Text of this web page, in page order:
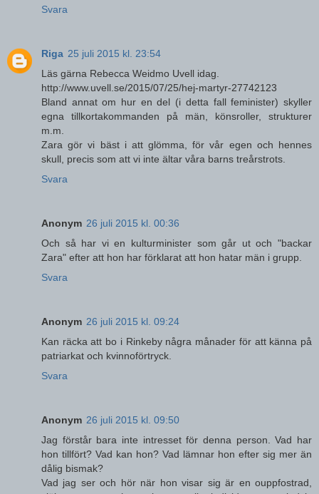
Svara
Riga 25 juli 2015 kl. 23:54
Läs gärna Rebecca Weidmo Uvell idag.
http://www.uvell.se/2015/07/25/hej-martyr-27742123
Bland annat om hur en del (i detta fall feminister) skyller
egna tillkortakommanden på män, könsroller, strukturer
m.m.
Zara gör vi bäst i att glömma, för vår egen och hennes
skull, precis som att vi inte ältar våra barns treårstrots.
Svara
Anonym 26 juli 2015 kl. 00:36
Och så har vi en kulturminister som går ut och "backar
Zara" efter att hon har förklarat att hon hatar män i grupp.
Svara
Anonym 26 juli 2015 kl. 09:24
Kan räcka att bo i Rinkeby några månader för att känna på
patriarkat och kvinnoförtryck.
Svara
Anonym 26 juli 2015 kl. 09:50
Jag förstår bara inte intresset för denna person. Vad har
hon tillfört? Vad kan hon? Vad lämnar hon efter sig mer än
dålig bismak?
Vad jag ser och hör när hon visar sig är en ouppfostrad,